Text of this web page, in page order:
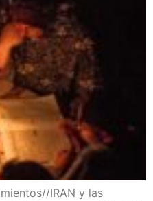
​/​IRAN y las